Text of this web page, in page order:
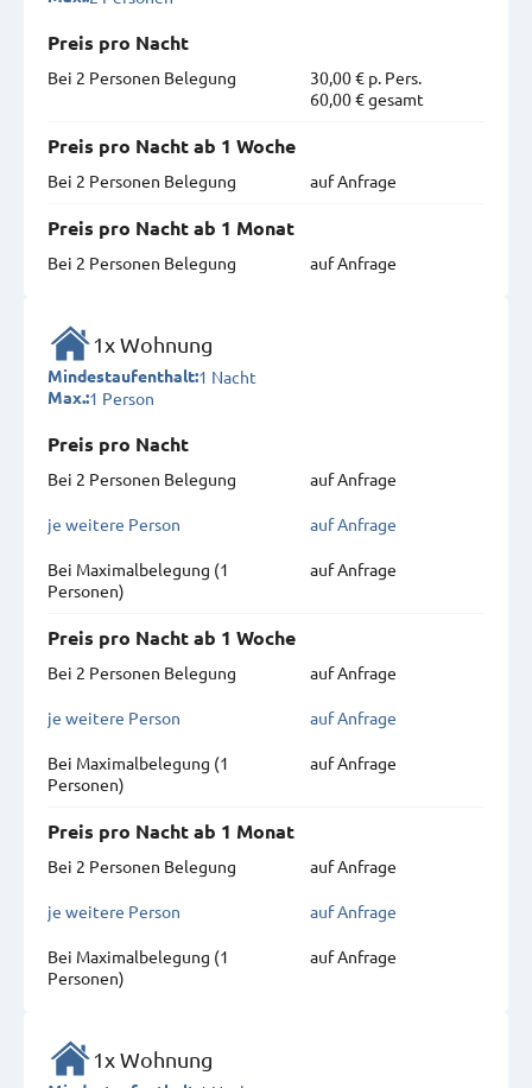
Preis pro Nacht
Bei 2 Personen Belegung
30,00 € p. Pers.
60,00 € gesamt
Preis pro Nacht ab 1 Woche
Bei 2 Personen Belegung
auf Anfrage
Preis pro Nacht ab 1 Monat
Bei 2 Personen Belegung
auf Anfrage
1x Wohnung
Mindestaufenthalt:1 Nacht
Max.:1 Person
Preis pro Nacht
Bei 2 Personen Belegung
auf Anfrage
je weitere Person auf Anfrage
Bei Maximal­belegung (1
Personen)
auf Anfrage
Preis pro Nacht ab 1 Woche
Bei 2 Personen Belegung
auf Anfrage
je weitere Person auf Anfrage
Bei Maximal­belegung (1
Personen)
auf Anfrage
Preis pro Nacht ab 1 Monat
Bei 2 Personen Belegung
auf Anfrage
je weitere Person auf Anfrage
Bei Maximal­belegung (1
Personen)
auf Anfrage
1x Wohnung